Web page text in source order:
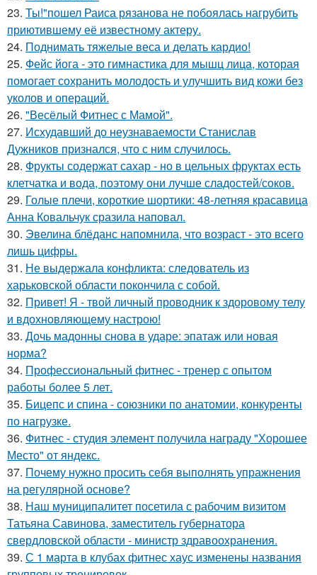
23. Ты!"пошел Раиса рязанова не побоялась нагрубить
приютившему её известному актеру.
24. Поднимать тяжелые веса и делать кардио!
25. Фейс йога - это гимнастика для мышц лица, которая
помогает сохранить молодость и улучшить вид кожи без
уколов и операций.
26. "Весёлый Фитнес с Мамой".
27. Исхудавший до неузнаваемости Станислав
Дужников признался, что с ним случилось.
28. Фрукты содержат сахар - но в цельных фруктах есть
клетчатка и вода, поэтому они лучше сладостей/соков.
29. Голые плечи, короткие шортики: 48-летняя красавица
Анна Ковальчук сразила наповал.
30. Эвелина блёданс напомнила, что возраст - это всего
лишь цифры.
31. Не выдержала конфликта: следователь из
харьковской области покончила с собой.
32. Привет! Я - твой личный проводник к здоровому телу
и вдохновляющему настрою!
33. Дочь мадонны снова в ударе: эпатаж или новая
норма?
34. Профессиональный фитнес - тренер с опытом
работы более 5 лет.
35. Бицепс и спина - союзники по анатомии, конкуренты
по нагрузке.
36. Фитнес - студия элемент получила награду "Хорошее
Место" от яндекс.
37. Почему нужно просить себя выполнять упражнения
на регулярной основе?
38. Наш муниципалитет посетила с рабочим визитом
Татьяна Савинова, заместитель губернатора
свердловской области - министр здравоохранения.
39. С 1 марта в клубах фитнес хаус изменены названия